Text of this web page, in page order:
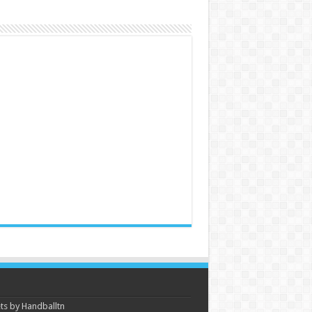
by Handballtn